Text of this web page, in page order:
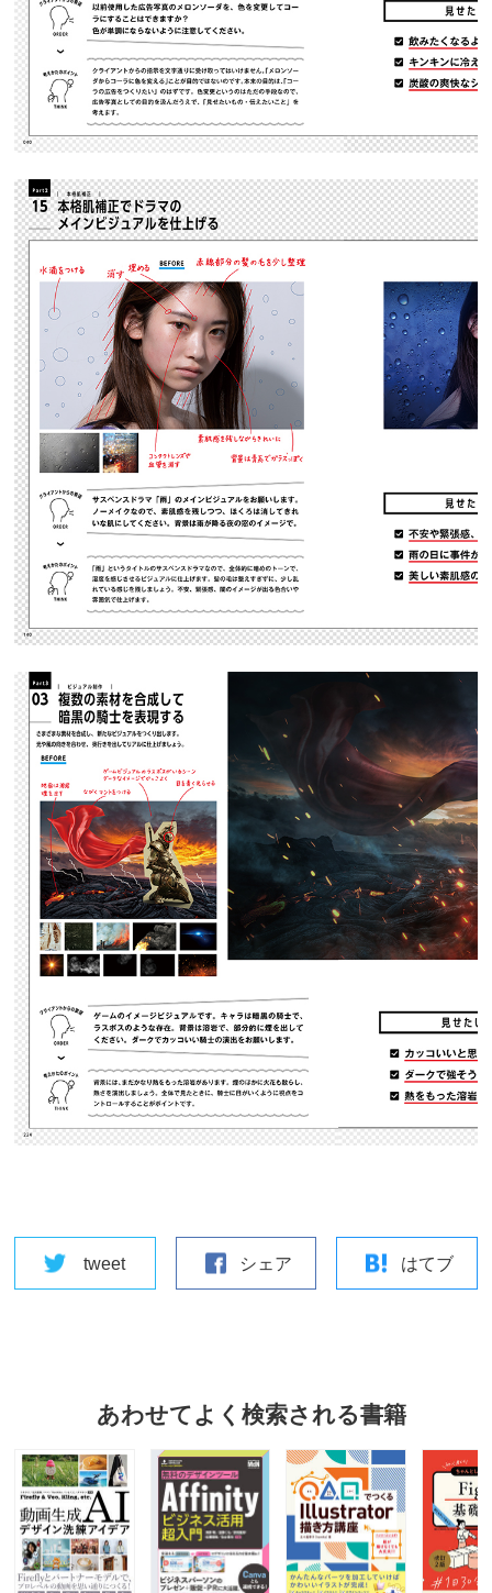
tweet シェア はてブ
あわせてよく検索される書籍